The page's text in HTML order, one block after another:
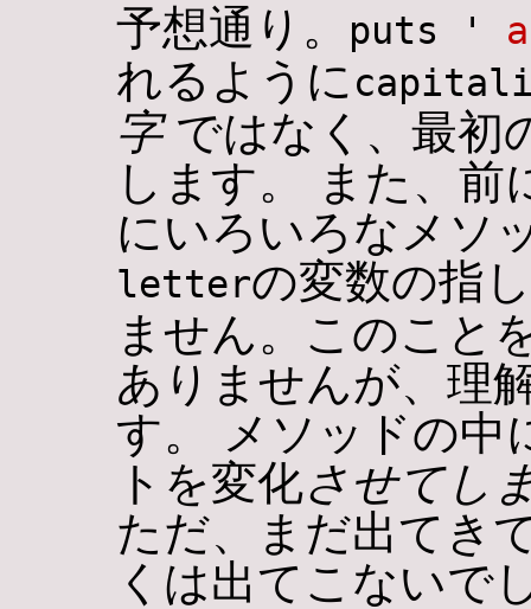
予想通り。 puts ' a
れるように
字ではなく、最初
します。 また、前
にいろいろなメソ
letterの変数の指
ません。このこと
ありませんが、理
す。 メソッドの中
トを変化させてし
ただ、まだ出てき
くは出てこないで